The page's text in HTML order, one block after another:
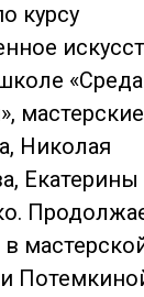
курсу
«Среда
Николая
Екатерины
в